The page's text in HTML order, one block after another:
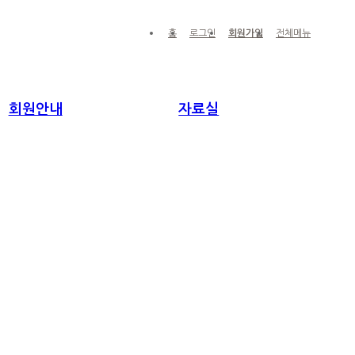
홈 로그인 회원가입 전체메뉴
회원안내 자료실